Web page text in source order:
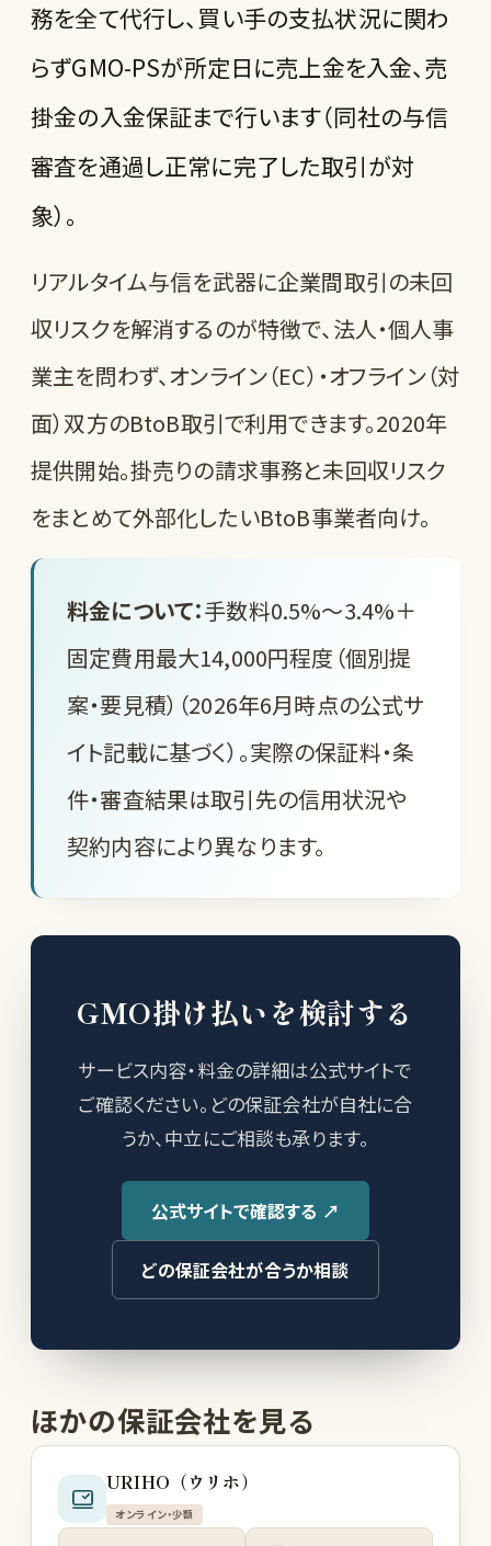
務を全て代行し、買い手の支払状況に関わ
らずGMO-PSが所定日に売上金を入金、売
掛金の入金保証まで行います（同社の与信
審査を通過し正常に完了した取引が対
象）。
リアルタイム与信を武器に企業間取引の未回
収リスクを解消するのが特徴で、法人・個人事
業主を問わず、オンライン（EC）・オフライン（対
面）双方のBtoB取引で利用できます。2020年
提供開始。掛売りの請求事務と未回収リスク
をまとめて外部化したいBtoB事業者向け。
料金について：手数料0.5%〜3.4%＋
固定費用最大14,000円程度（個別提
案・要見積）（2026年6月時点の公式サ
イト記載に基づく）。実際の保証料・条
件・審査結果は取引先の信用状況や
契約内容により異なります。
GMO掛け払いを検討する
サービス内容・料金の詳細は公式サイトで
ご確認ください。どの保証会社が自社に合
うか、中立にご相談も承ります。
公式サイトで確認する ↗
どの保証会社が合うか相談
ほかの保証会社を見る
URIHO（ウリホ）
オンライン・少額